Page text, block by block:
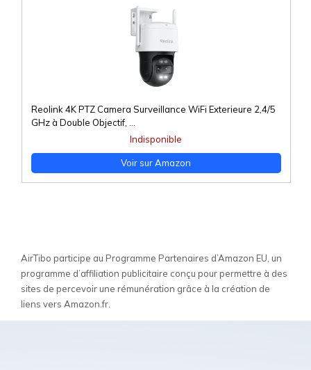
Reolink 4K PTZ Camera Surveillance WiFi Exterieure 2,4/5
GHz à Double Objectif, ...
Indisponible
Voir sur Amazon
AirTibo participe au Programme Partenaires d’Amazon EU, un
programme d’affiliation publicitaire conçu pour permettre à des
sites de percevoir une rémunération grâce à la création de
liens vers Amazon.fr.